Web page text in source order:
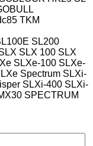
TKM
SL200
SLX 100 SLX
SLXe-100 SLXe-
Spectrum SLXi-
SLXi-400 SLXi-
SPECTRUM